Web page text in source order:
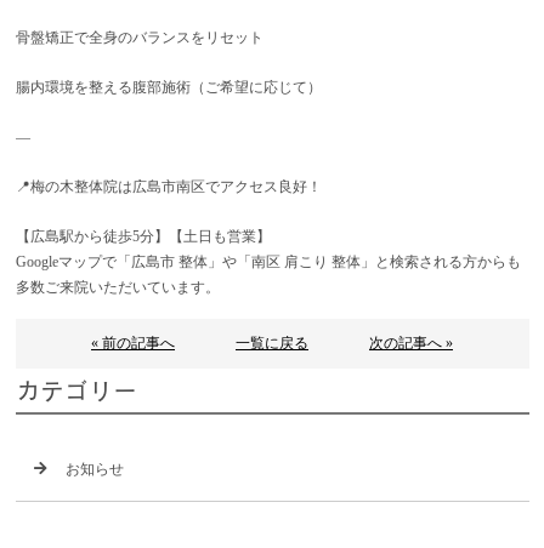
骨盤矯正で全身のバランスをリセット
腸内環境を整える腹部施術（ご希望に応じて）
—
📍梅の木整体院は広島市南区でアクセス良好！
【広島駅から徒歩5分】【土日も営業】
Googleマップで「広島市 整体」や「南区 肩こり 整体」と検索される方からも
多数ご来院いただいています。
« 前の記事へ 一覧に戻る 次の記事へ »
カテゴリー
お知らせ